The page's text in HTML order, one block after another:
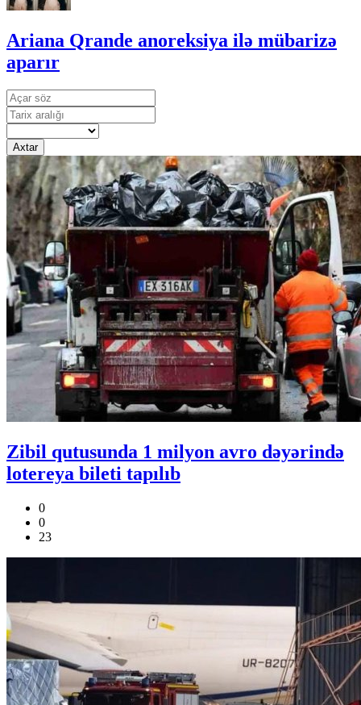
Ariana Qrande anoreksiya ilə mübarizə
aparır
Axtar
Zibil qutusunda 1 milyon avro dəyərində
lotereya bileti tapılıb
0
0
23